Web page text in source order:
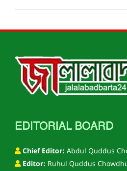
EDITORIAL BOARD
Chief Editor: Abdul Quddus
Editor: Ruhul Quddus